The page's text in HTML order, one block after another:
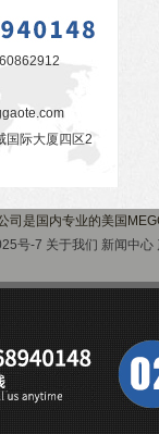
国际大厦四区2
司是国内专业的美国
号-7 关于我们 新闻中心